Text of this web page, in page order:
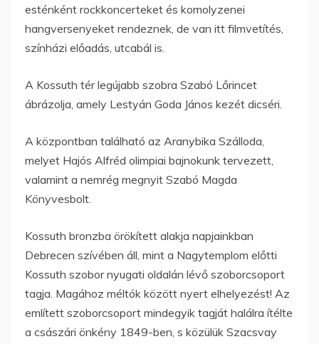
esténként rockkoncerteket és komolyzenei
hangversenyeket rendeznek, de van itt filmvetítés,
színházi előadás, utcabál is.
A Kossuth tér legújabb szobra Szabó Lőrincet
ábrázolja, amely Lestyán Goda János kezét dicséri.
A központban található az Aranybika Szálloda,
melyet Hajós Alfréd olimpiai bajnokunk tervezett,
valamint a nemrég megnyit Szabó Magda
Könyvesbolt.
Kossuth bronzba örökített alakja napjainkban
Debrecen szívében áll, mint a Nagytemplom előtti
Kossuth szobor nyugati oldalán lévő szoborcsoport
tagja. Magához méltók között nyert elhelyezést! Az
említett szoborcsoport mindegyik tagját halálra ítélte
a császári önkény 1849-ben, s közülük Szacsvay